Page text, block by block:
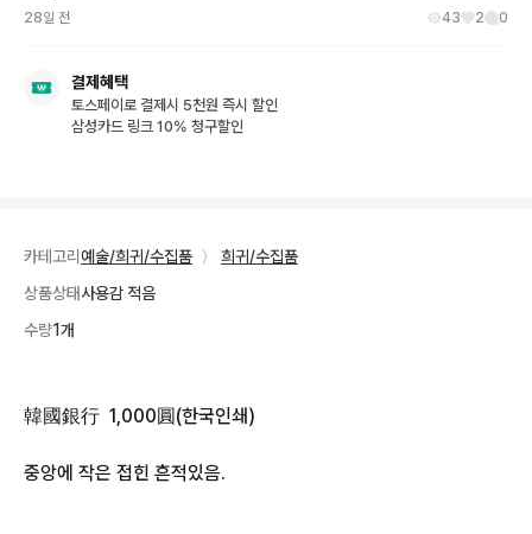
28일 전 43 2 0
결제혜택
토스페이로 결제시 5천원 즉시 할인
삼성카드 링크 10% 청구할인
카테고리 예술/희귀/수집품 〉
희귀/수집품
상품상태사용감 적음
수량1개
韓國銀行  1,000圓(한국인쇄)
중앙에 작은 접힌 흔적있음.